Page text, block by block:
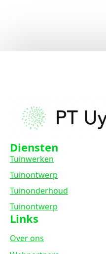
Diensten
Tuinwerken
Tuinontwerp
Tuinonderhoud
Tuinontwerp
Links
Over ons